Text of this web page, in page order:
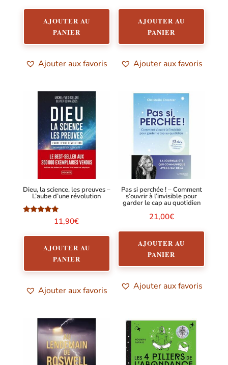
AJOUTER AU
PANIER
Ajouter aux favoris
AJOUTER AU
PANIER
Ajouter aux favoris
Dieu, la science, les preuves –
L’aube d’une révolution
11,90€
AJOUTER AU
PANIER
Ajouter aux favoris
Pas si perchée ! – Comment
s’ouvrir à l’invisible pour
garder le cap au quotidien
21,00€
AJOUTER AU
PANIER
Ajouter aux favoris